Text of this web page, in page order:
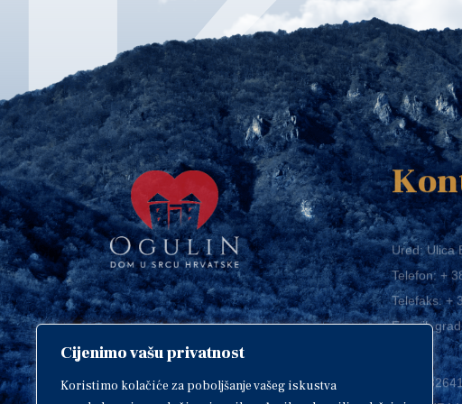
Cijenimo vašu privatnost
Koristimo kolačiće za poboljšanje vašeg iskustva
Copyright © 2018. Grad Ogulin,
sva prava pridržana.
Ured: Ulica
Telefon:+
Telefaks:+
E-mail:
OIB:
IBAN: